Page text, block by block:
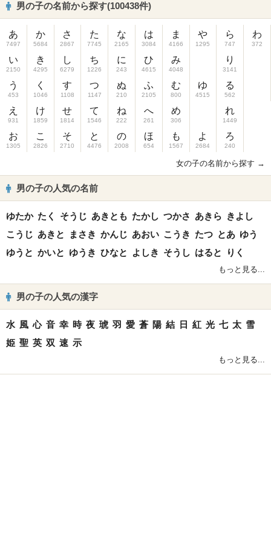
男の子の名前から探す(100438件)
あ
7497
い
2150
う
453
え
931
お
1305
か
5684
き
4295
く
1046
け
1859
こ
2826
さ
2867
し
6279
す
1108
せ
1814
そ
2710
た
7745
ち
1226
つ
1147
て
1546
と
4476
な
2165
に
243
ぬ
210
ね
222
の
2008
は
3084
ひ
4615
ふ
2105
へ
261
ほ
654
ま
4166
み
4048
む
800
め
306
も
1567
や
1295
ゆ
4515
よ
2684
ら
747
り
3141
る
562
れ
1449
ろ
240
わ
372
女の子の名前から探す →
男の子の人気の名前
ゆたか たく そうじ あきとも たかし つかさ あきら きよし
こうじ あきと まさき かんじ あおい こうき たつ とあ ゆう
ゆうと かいと ゆうき ひなと よしき そうし はると りく
もっと見る...
男の子の人気の漢字
水 風 心 音 幸 時 夜 琥 羽 愛 蒼 陽 結 日 紅 光 七 太 雪
姫 聖 英 双 速 示
もっと見る...